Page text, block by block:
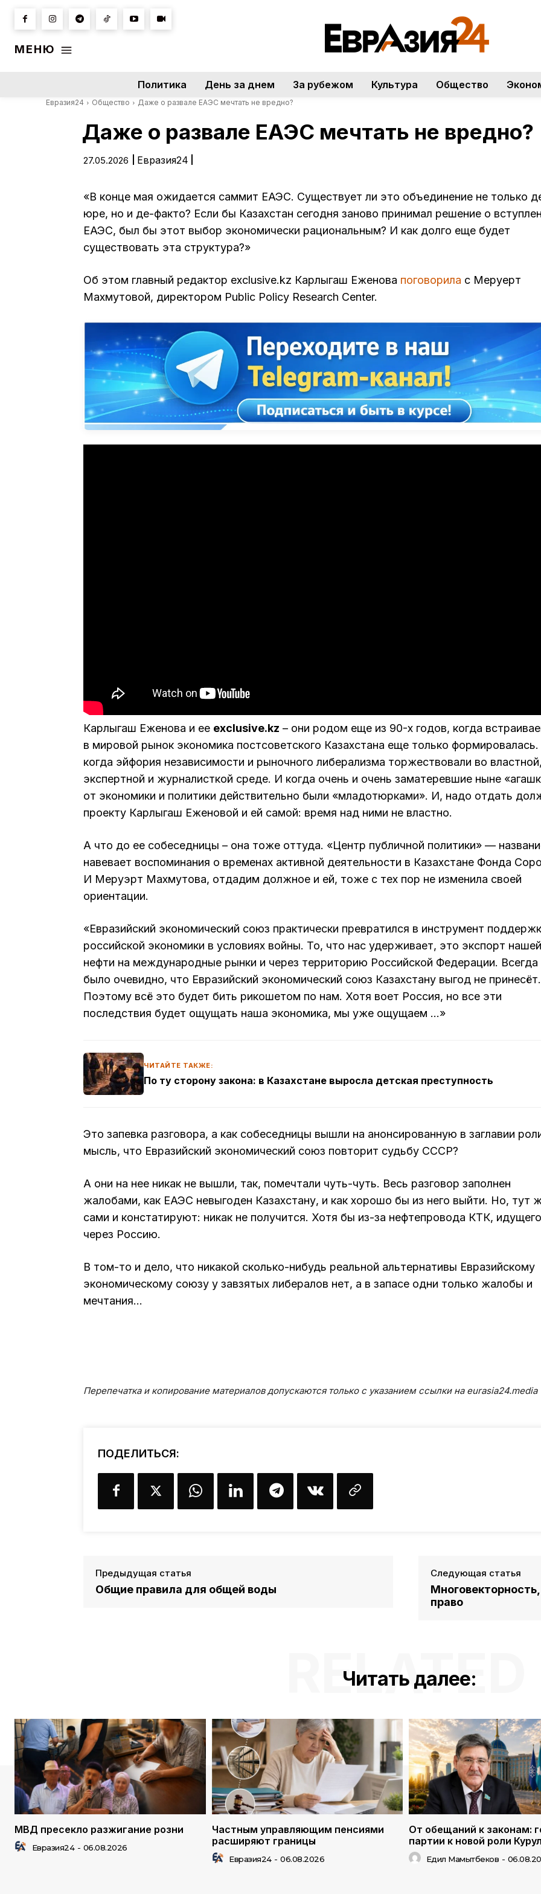
МЕНЮ
Политика День за днем За рубежом Культура Общество
Евразия24 Общество Даже о развале ЕАЭС мечтать не вредно?
Даже о развале ЕАЭС мечтать не вредно?
27.05.2026 Евразия24
«В конце мая ожидается саммит ЕАЭС. Существует ли это объединение не только
юре, но и де-факто? Если бы Казахстан сегодня заново принимал решение о
ЕАЭС, был бы этот выбор экономически рациональным? И как долго еще будет
существовать эта структура?»
Об этом главный редактор exclusive.kz Карлыгаш Еженова поговорила с Меруерт
Махмутовой, директором Public Policy Research Center.
Карлыгаш Еженова и ее exclusive.kz – они родом еще из 90-х годов, когда
в мировой рынок экономика постсоветского Казахстана еще только
когда эйфория независимости и рыночного либерализма торжествовали во властной,
экспертной и журналисткой среде. И когда очень и очень заматеревшие ныне
от экономики и политики действительно были «младотюрками». И, надо отдать
проекту Карлыгаш Еженовой и ей самой: время над ними не властно.
А что до ее собеседницы – она тоже оттуда. «Центр публичной политики» —
навевает воспоминания о временах активной деятельности в Казахстане Фонда
И Меруэрт Махмутова, отдадим должное и ей, тоже с тех пор не изменила своей
ориентации.
«Евразийский экономический союз практически превратился в инструмент
российской экономики в условиях войны. То, что нас удерживает, это экспорт нашей
нефти на международные рынки и через территорию Российской Федерации. Всегда
было очевидно, что Евразийский экономический союз Казахстану выгод не принесёт.
Поэтому всё это будет бить рикошетом по нам. Хотя воет Россия, но все эти
последствия будет ощущать наша экономика, мы уже ощущаем …»
ЧИТАЙТЕ ТАКЖЕ:
По ту сторону закона: в Казахстане выросла детская преступность
Это запевка разговора, а как собеседницы вышли на анонсированную в заглавии
мысль, что Евразийский экономический союз повторит судьбу СССР?
А они на нее никак не вышли, так, помечтали чуть-чуть. Весь разговор заполнен
жалобами, как ЕАЭС невыгоден Казахстану, и как хорошо бы из него выйти. Но, тут
сами и констатируют: никак не получится. Хотя бы из-за нефтепровода КТК, идущего
через Россию.
В том-то и дело, что никакой сколько-нибудь реальной альтернативы Евразийскому
экономическому союзу у завзятых либералов нет, а в запасе одни только жалобы и
мечтания…
Перепечатка и копирование материалов допускаются только с указанием ссылки на eurasia24.media
ПОДЕЛИТЬСЯ:
Предыдущая статья
Общие правила для общей воды
Следующая статья
право
Читать далее:
RELATED
МВД пресекло разжигание розни
Евразия24 - 06.08.2026
Частным управляющим пенсиями
расширяют границы
Евразия24 - 06.08.2026
От обещаний к законам:
партии к новой роли
Едил Мамытбеков -